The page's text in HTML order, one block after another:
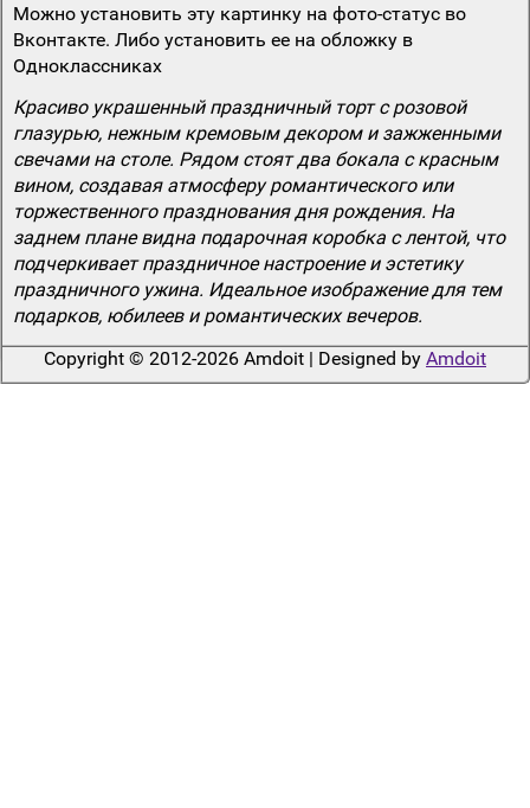
Можно установить эту картинку на фото-статус во
Вконтакте. Либо установить ее на обложку в
Одноклассниках
Красиво украшенный праздничный торт с розовой
глазурью, нежным кремовым декором и зажженными
свечами на столе. Рядом стоят два бокала с красным
вином, создавая атмосферу романтического или
торжественного празднования дня рождения. На
заднем плане видна подарочная коробка с лентой, что
подчеркивает праздничное настроение и эстетику
праздничного ужина. Идеальное изображение для тем
подарков, юбилеев и романтических вечеров.
Copyright © 2012-2026 Amdoit | Designed by Amdoit